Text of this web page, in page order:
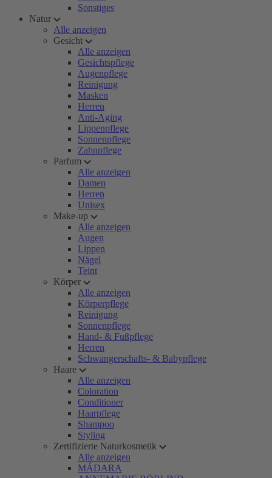
Sonstiges
Natur
Alle anzeigen
Gesicht
Alle anzeigen
Gesichtspflege
Augenpflege
Reinigung
Masken
Herren
Anti-Aging
Lippenpflege
Sonnenpflege
Zahnpflege
Parfum
Alle anzeigen
Damen
Herren
Unisex
Make-up
Alle anzeigen
Augen
Lippen
Nägel
Teint
Körper
Alle anzeigen
Körperpflege
Reinigung
Sonnenpflege
Hand- & Fußpflege
Herren
Schwangerschafts- & Babypflege
Haare
Alle anzeigen
Coloration
Conditioner
Haarpflege
Shampoo
Styling
Zertifizierte Naturkosmetik
Alle anzeigen
MÁDARA